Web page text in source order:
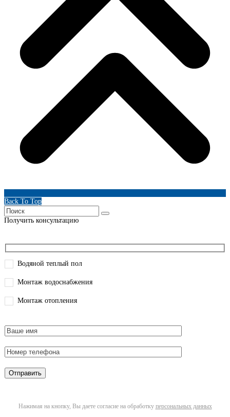
Back To Top
Получить консультацию
Водяной теплый пол
Монтаж водоснабжения
Монтаж отопления
Нажимая на кнопку, Вы даете согласие на обработку персональных данных